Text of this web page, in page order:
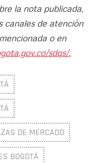
la nota publicada,
canales de atención
o en
sdqs/.
DE MERCADO
BOGOTÁ